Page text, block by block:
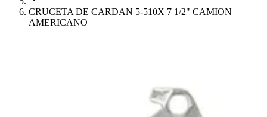
CRUCETA DE CARDAN 5-510X 7 1/2" CAMION
AMERICANO